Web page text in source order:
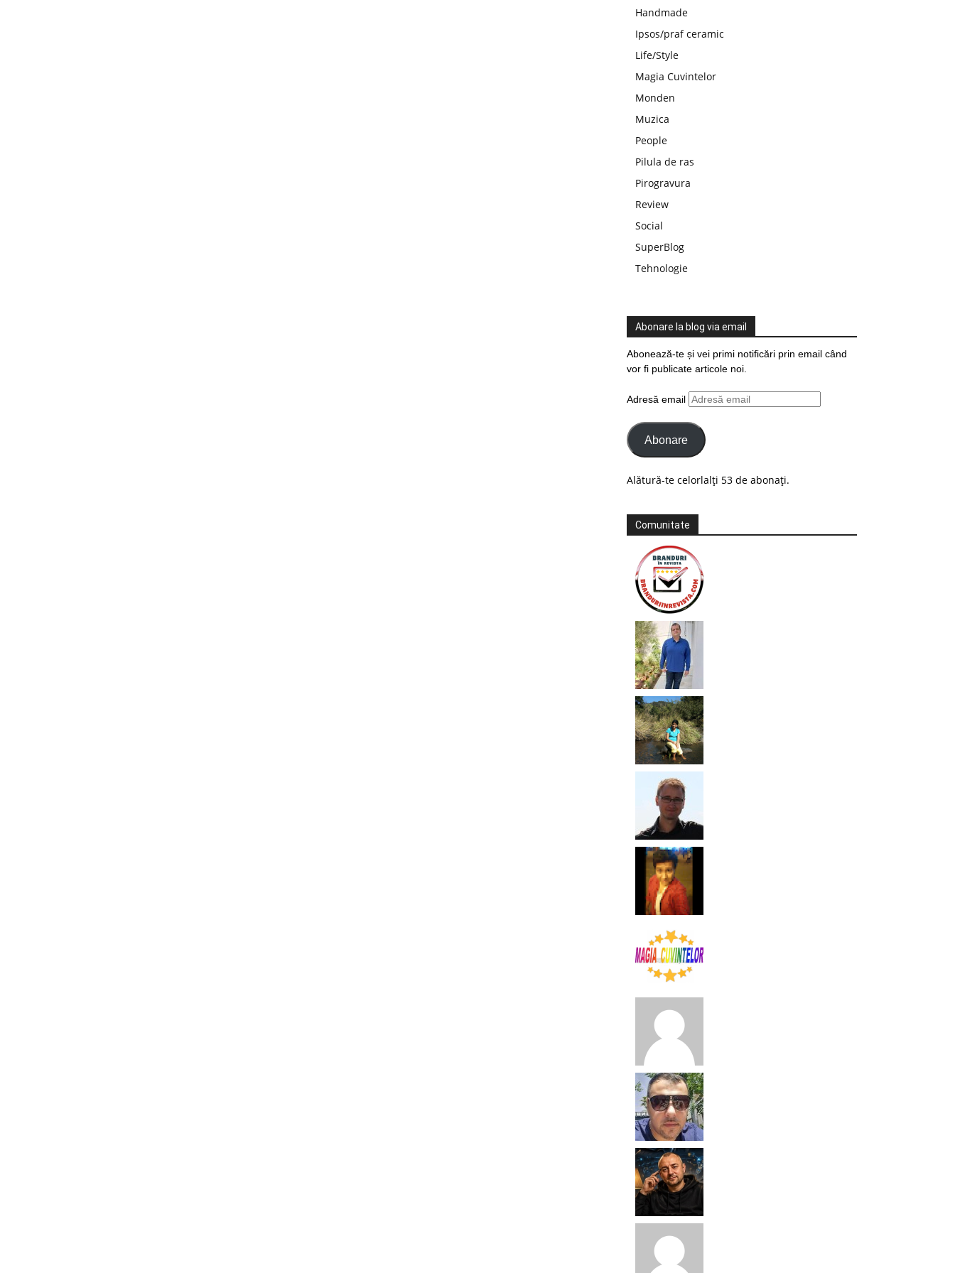
Handmade
Ipsos/praf ceramic
Life/Style
Magia Cuvintelor
Monden
Muzica
People
Pilula de ras
Pirogravura
Review
Social
SuperBlog
Tehnologie
Abonare la blog via email
Abonează-te și vei primi notificări prin email când
vor fi publicate articole noi.
Adresă email
Abonare
Alătură-te celorlalți 53 de abonați.
Comunitate